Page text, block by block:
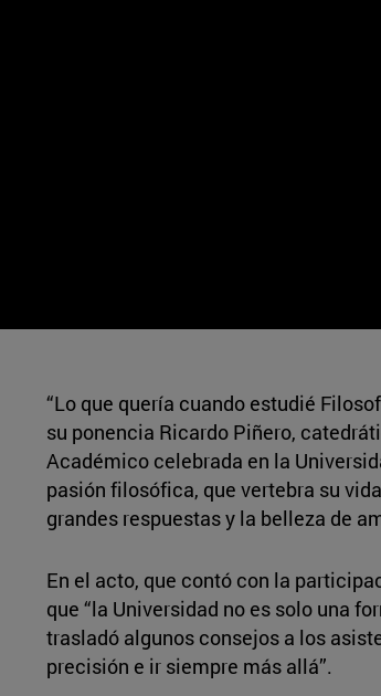
“Lo que quería cuando estudié
su ponencia Ricardo Piñero,
Académico celebrada en la
pasión filosófica, que vertebra su
grandes respuestas y la belleza de
En el acto, que contó con la
que “la Universidad no es solo una
trasladó algunos consejos a los
precisión e ir siempre más allá”.